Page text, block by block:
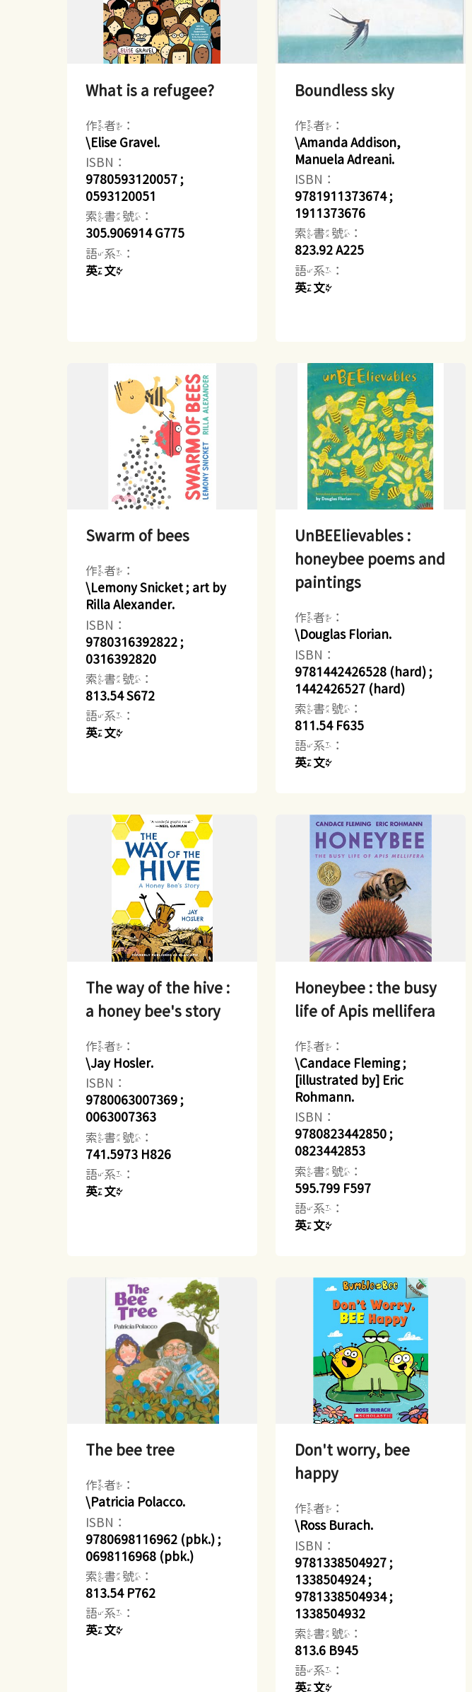
What is a refugee?
作者：
\Elise Gravel.
ISBN：
9780593120057 ;
0593120051
索書號：
305.906914 G775
語系：
英文
Boundless sky
作者：
\Amanda Addison,
Manuela Adreani.
ISBN：
9781911373674 ;
1911373676
索書號：
823.92 A225
語系：
英文
Swarm of bees
作者：
\Lemony Snicket ; art by
Rilla Alexander.
ISBN：
9780316392822 ;
0316392820
索書號：
813.54 S672
語系：
英文
UnBEElievables :
honeybee poems and
paintings
作者：
\Douglas Florian.
ISBN：
9781442426528 (hard) ;
1442426527 (hard)
索書號：
811.54 F635
語系：
英文
The way of the hive :
a honey bee's story
作者：
\Jay Hosler.
ISBN：
9780063007369 ;
0063007363
索書號：
741.5973 H826
語系：
英文
Honeybee : the busy
life of Apis mellifera
作者：
\Candace Fleming ;
[illustrated by] Eric
Rohmann.
ISBN：
9780823442850 ;
0823442853
索書號：
595.799 F597
語系：
英文
The bee tree
作者：
\Patricia Polacco.
ISBN：
9780698116962 (pbk.) ;
0698116968 (pbk.)
索書號：
813.54 P762
語系：
英文
Don't worry, bee
happy
作者：
\Ross Burach.
ISBN：
9781338504927 ;
1338504924 ;
9781338504934 ;
1338504932
索書號：
813.6 B945
語系：
英文